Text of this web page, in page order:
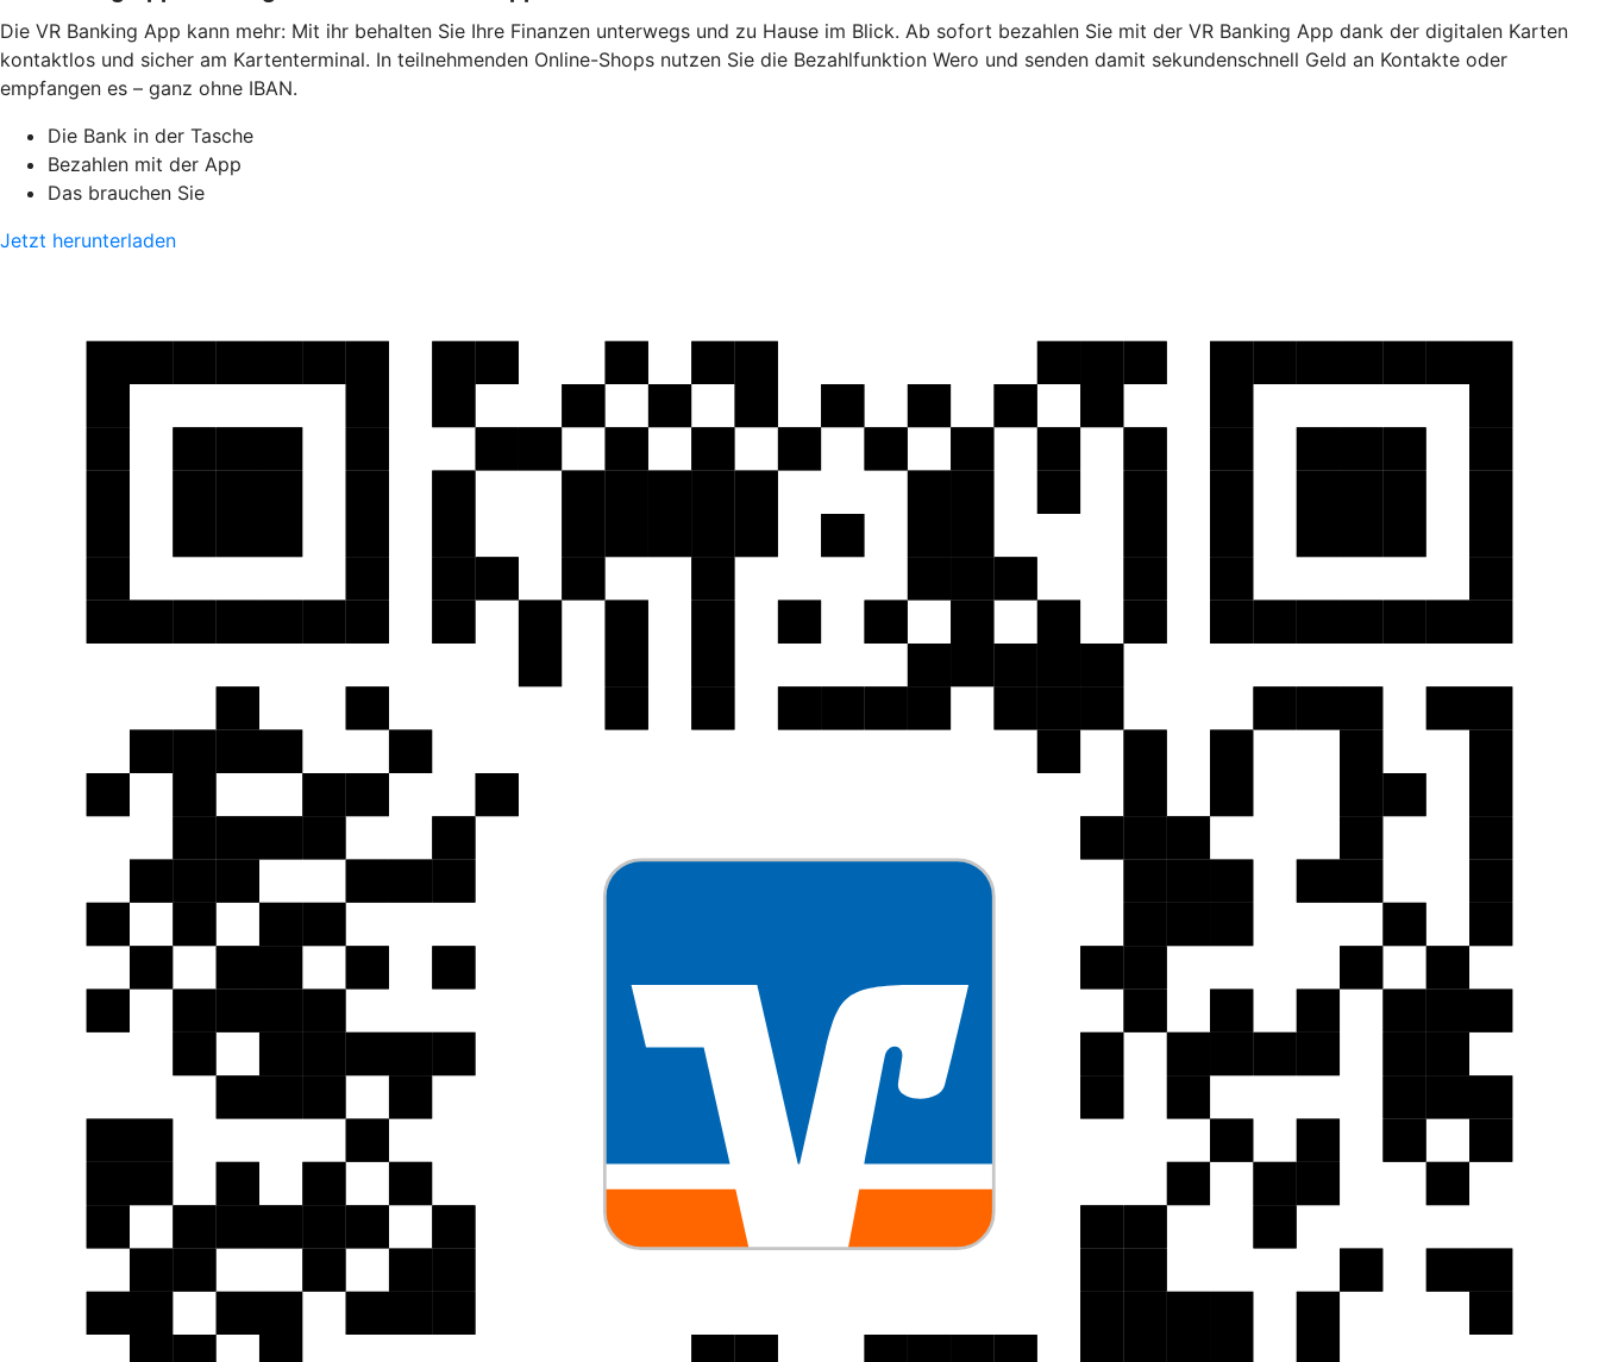
Die VR Banking App kann mehr: Mit ihr behalten Sie Ihre Finanzen unterwegs und zu Hause im Blick. Ab sofort bezahlen Sie mit der VR Banking App dank der digitalen Karten
kontaktlos und sicher am Kartenterminal. In teilnehmenden Online-Shops nutzen Sie die Bezahlfunktion Wero und senden damit sekundenschnell Geld an Kontakte oder
empfangen es – ganz ohne IBAN.
Die Bank in der Tasche
Bezahlen mit der App
Das brauchen Sie
Jetzt herunterladen